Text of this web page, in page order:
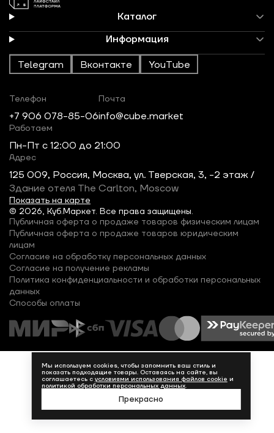
Каталог
Информация
Telegram Вконтакте YouTube
© 2026, Куб.Маркет. Все права защищены.
Телефон
+7 906 078-85-06
Почта
info@cube.market
Работаем
Пн-Пт c 12:00 до 21:00
Адрес
125 009, Россия, Москва, ул. Тверская, 3, -2 этаж /
Здание отеля The Carlton, Moscow
Показать на карте
Публичная оферта о продаже товаров физическим лицам
Публичная оферта о продаже товаров юридическим
лицам
Согласие на обработку персональных данных
Согласие на получение рекламы
Политика конфиденциальности и обработки персональных
данных
Способы оплаты
Мы используем cookies, чтобы запомнить ваш стиль и
показать подходящие товары. Оставаясь на сайте, вы
соглашаетесь с условиями использования файлов cookie и
политикой обработки персональных данных.
Прекрасно